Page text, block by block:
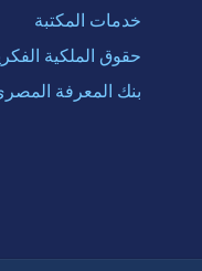
خدمات المكتبة
حقوق الملكية
بنك المعرفة